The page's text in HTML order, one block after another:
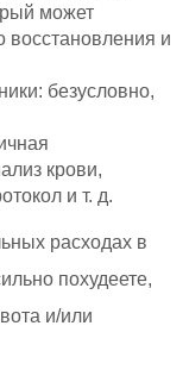
может
восстановления и
безусловно,
крови,
и т. д.
расходах в
похудеете,
и/или